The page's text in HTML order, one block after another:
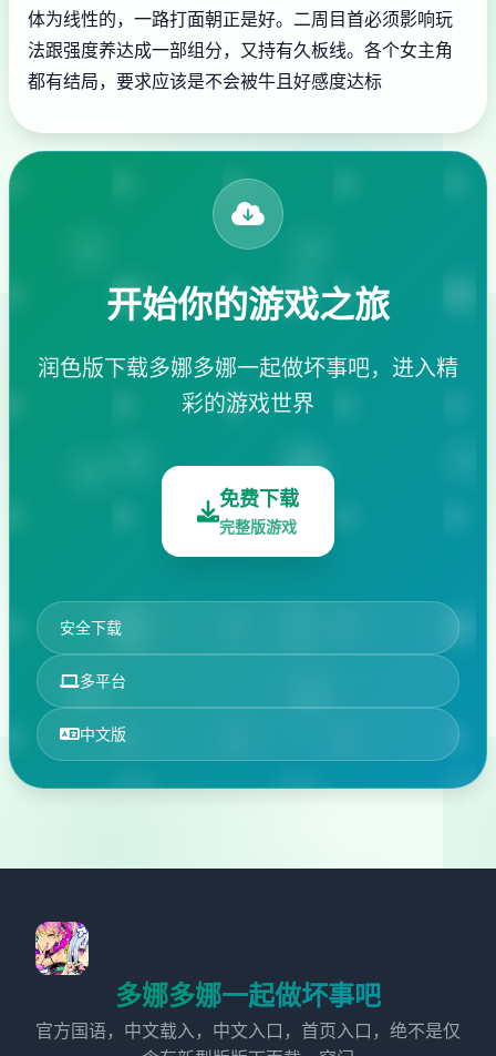
体为线性的，一路打面朝正是好。二周目首必须影响玩
法跟强度养达成一部组分，又持有久板线。各个女主角
都有结局，要求应该是不会被牛且好感度达标
开始你的游戏之旅
润色版下载多娜多娜一起做坏事吧，进入精
彩的游戏世界
免费下载
完整版游戏
安全下载
多平台
中文版
多娜多娜一起做坏事吧
官方国语，中文载入，中文入口，首页入口，绝不是仅